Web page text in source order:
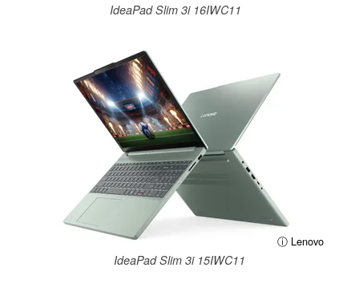
IdeaPad Slim 3i 16IWC11
ⓘ Lenovo
IdeaPad Slim 3i 15IWC11